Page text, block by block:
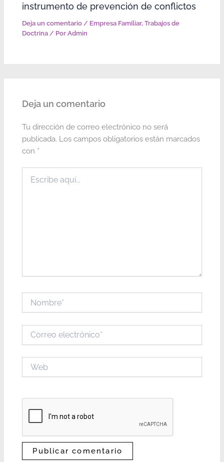
instrumento de prevención de conflictos
Deja un comentario / Empresa Familiar,Trabajos de
Doctrina / PorAdmin
Deja un comentario
Tu dirección de correo electrónico no será
publicada. Los campos obligatorios están marcados
con *
aquí...
electrónico*